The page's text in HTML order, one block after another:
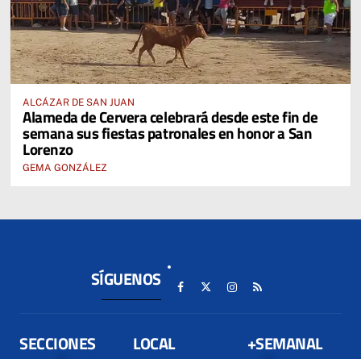
ALCÁZAR DE SAN JUAN
Alameda de Cervera celebrará desde este fin de
semana sus fiestas patronales en honor a San
Lorenzo
GEMA GONZÁLEZ
SÍGUENOS
SECCIONES LOCAL +SEMANAL